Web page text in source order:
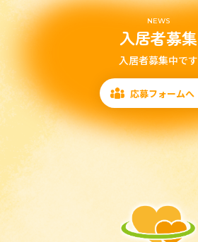
NEWS
入居者募集
入居者募集中です
応募フォームへ